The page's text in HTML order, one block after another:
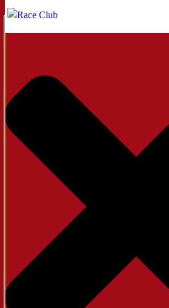
Administrer samtykke til cookies